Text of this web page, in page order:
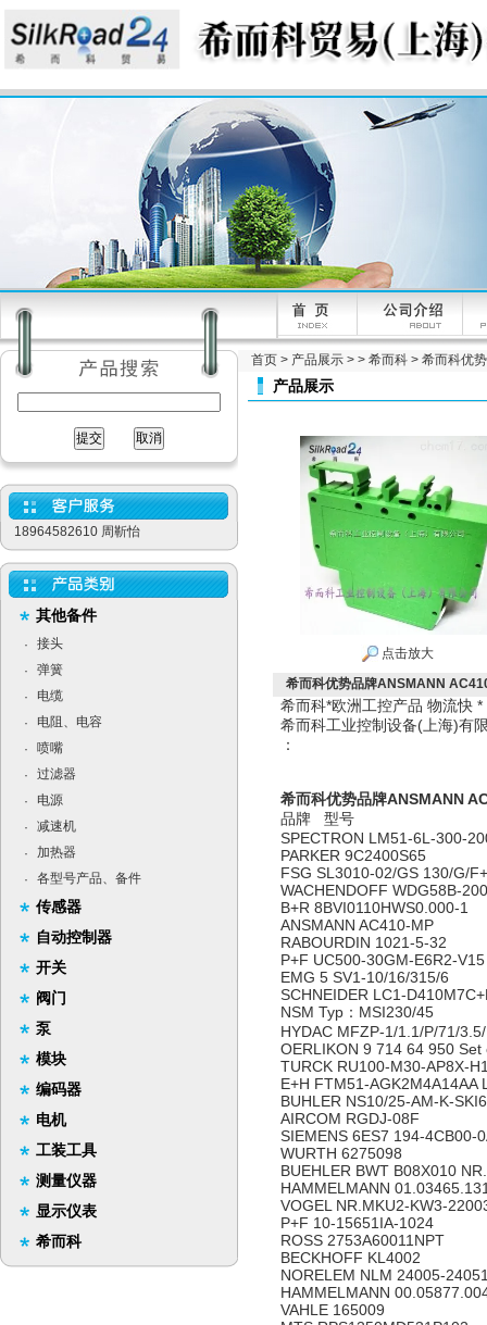
18964582610 周靳怡
其他备件
·
接头
·
弹簧
·
电缆
·
电阻、电容
·
喷嘴
·
过滤器
·
电源
·
减速机
·
加热器
·
各型号产品、备件
传感器
自动控制器
开关
阀门
泵
模块
编码器
电机
工装工具
测量仪器
显示仪表
希而科
首页 > 产品展示 > > 希而科 > 希而科优
产品展示
点击放大
希而科优势品牌ANSMANN
希而科*欧洲工控产品 物流
希而科工业控制设备(上海)
：
希而科优势品牌ANSMANN
品牌 型号
SPECTRON LM51-6L-300-
PARKER 9C2400S65
FSG SL3010-02/GS 130/G/
WACHENDOFF WDG58B-
B+R 8BVI0110HWS0.000-1
ANSMANN AC410-MP
RABOURDIN 1021-5-32
P+F UC500-30GM-E6R2-V15
EMG 5 SV1-10/16/315/6
SCHNEIDER LC1-
NSM Typ：MSI230/45
HYDAC MFZP-1/1.1/P/71/
OERLIKON 9 714 64 950 Set
TURCK RU100-M30-AP8X-
E+H FTM51-AGK2M4A14AA
BUHLER NS10/25-AM-K-
AIRCOM RGDJ-08F
SIEMENS 6ES7 194-4CB00-
WURTH 6275098
BUEHLER BWT B08X010
HAMMELMANN
VOGEL NR.MKU2-KW3-
P+F 10-15651IA-1024
ROSS 2753A60011NPT
BECKHOFF KL4002
NORELEM NLM 24005-
HAMMELMANN
VAHLE 165009